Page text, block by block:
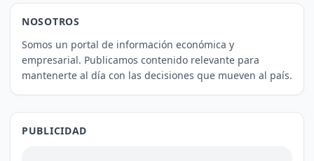
NOSOTROS
Somos un portal de información económica y
empresarial. Publicamos contenido relevante para
mantenerte al día con las decisiones que mueven al país.
PUBLICIDAD